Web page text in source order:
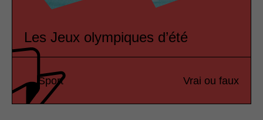
Les Jeux olympiques d’été
Sport Vrai ou faux